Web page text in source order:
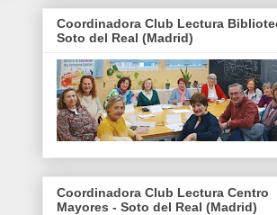
Coordinadora Club Lectura
Soto del Real (Madrid)
Coordinadora Club Lectura Centro
Mayores - Soto del Real (Madrid)